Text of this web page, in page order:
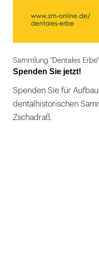
Sammlung "Dentales Erbe"
Spenden Sie jetzt!
Spenden Sie für
dentalhistorischen
Zschadraß.